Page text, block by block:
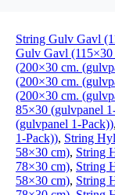
String Gulv Gavl
Gulv Gavl
(200×30 cm.
(200×30 cm.
(200×30 cm.
85×30 (gulvpanel
(gulvpanel 1-Pack)),
1-Pack)), String
58×30 cm), String
78×30 cm), String
58×30 cm), String